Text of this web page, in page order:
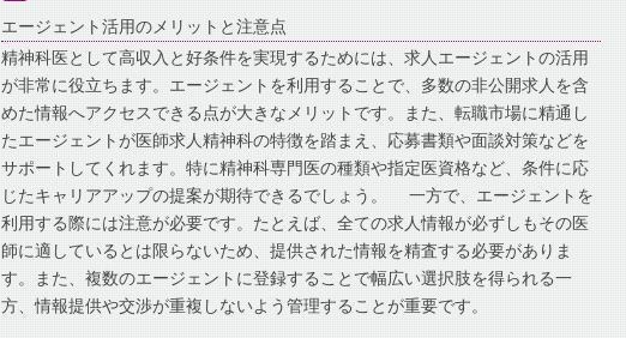
エージェント活用のメリットと注意点
精神科医として高収入と好条件を実現するためには、求人エージェントの活用
が非常に役立ちます。エージェントを利用することで、多数の非公開求人を含
めた情報へアクセスできる点が大きなメリットです。また、転職市場に精通し
たエージェントが医師求人精神科の特徴を踏まえ、応募書類や面談対策などを
サポートしてくれます。特に精神科専門医の種類や指定医資格など、条件に応
じたキャリアアップの提案が期待できるでしょう。 一方で、エージェントを
利用する際には注意が必要です。たとえば、全ての求人情報が必ずしもその医
師に適しているとは限らないため、提供された情報を精査する必要がありま
す。また、複数のエージェントに登録することで幅広い選択肢を得られる一
方、情報提供や交渉が重複しないよう管理することが重要です。